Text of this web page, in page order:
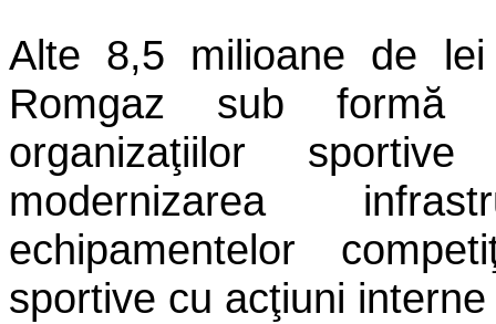
Alte 8,5 milioane de
Romgaz sub formă
organizaţiilor
modernizarea
echipamentelor
sportive cu acţiuni